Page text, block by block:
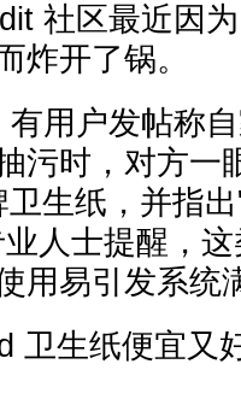
社区最近因
炸开了锅。
用户发帖称
污时，对方一
生纸，并指
人士提醒，
用易引发系统
卫生纸便宜又